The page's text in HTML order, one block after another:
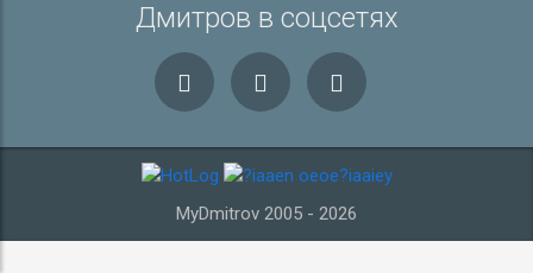
Дмитров в соцсетях
MyDmitrov 2005 - 2026